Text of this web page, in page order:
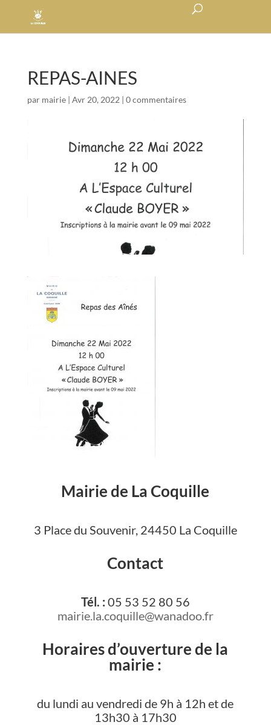
REPAS-AINES
par mairie| Avr 20, 2022 | 0 commentaires
Mairie de La Coquille
3 Place du Souvenir, 24450 La Coquille
Contact
Tél. : 05 53 52 80 56
mairie.la.coquille@wanadoo.fr
Horaires d’ouverture de la
mairie :
du lundi au vendredi de 9h à 12h et de
13h30 à 17h30